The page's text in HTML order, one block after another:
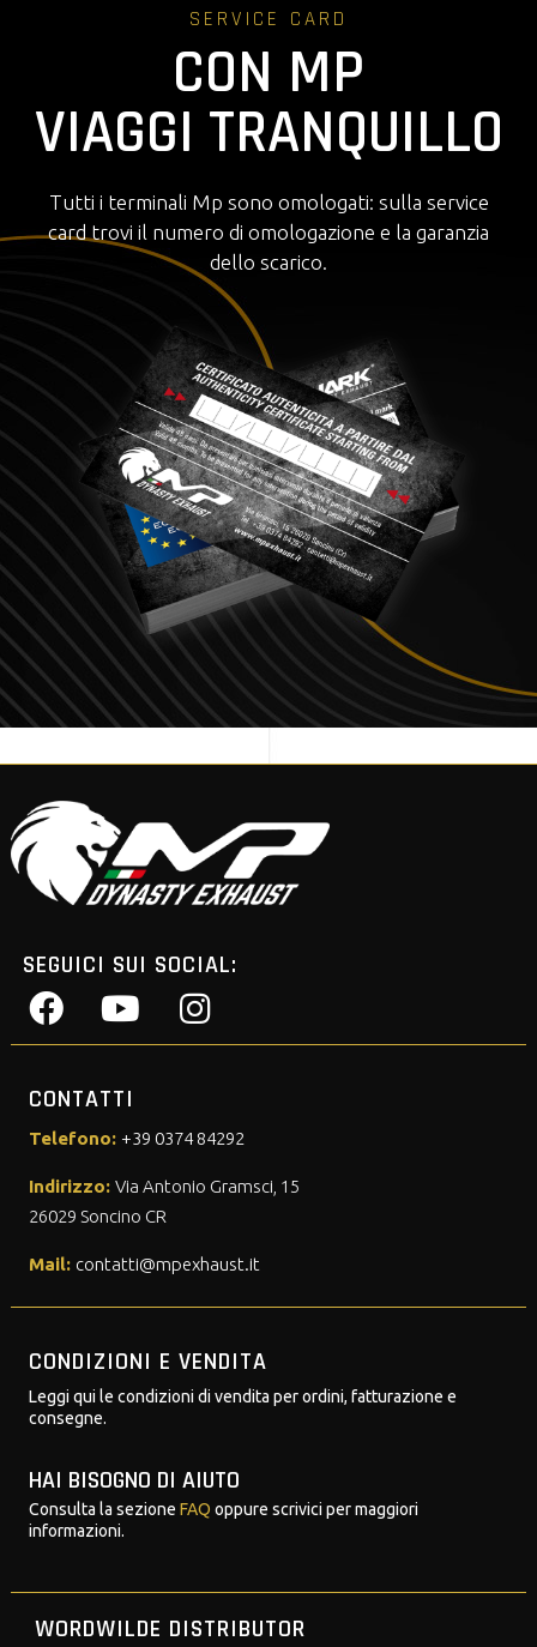
SERVICE CARD
CON MP
VIAGGI TRANQUILLO
Tutti i terminali Mp sono omologati: sulla service
card trovi il numero di omologazione e la garanzia
dello scarico.
SEGUICI SUI SOCIAL:
CONTATTI
Telefono: +39 0374 84292
Indirizzo: Via Antonio Gramsci, 15
26029 Soncino CR
Mail: contatti@mpexhaust.it
CONDIZIONI E VENDITA
Leggi qui le condizioni di vendita per ordini, fatturazione e
consegne.
HAI BISOGNO DI AIUTO
Consulta la sezione FAQ oppure scrivici per maggiori
informazioni.
WORDWILDE DISTRIBUTOR